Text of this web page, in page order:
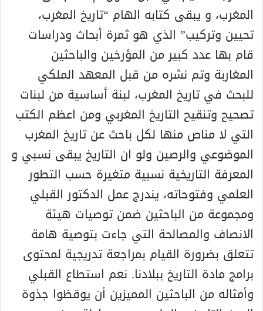
المغرب، و يبقى كتابه الهام “تاريخ المغرب،
تحيين وتركيب” الذي هو ثمرة أبحاث ودراسات
قام بها عدد كبير من المؤرخين والباحثين
المغاربة وتم نشره من قبل المعهد الملكي
للبحث في تاريخ المغرب، لبنة أساسية من لبنات
تصحيح وتنقيح التاريخ المغربي ومن اعظم الكتب
التي لا مناص منها لكل باحث عن تاريخ المغرب
الموضوعي والرصين ولو ان التاريخ يبقى نسبي و
المعرفة التاريخية نسبية متغيرة حسب التطور
العلمي وفتوحاته، يندرج عمل الدكتور القبلي
ومجموعة من الباحثين ضمن توصيات هيئة
الانصاف والمصالحة التي جاءت بتوصية هامة
تتعلق بضرورة القيام بمراجعة تدريجية لمحتوى
برامج مادة التاريخ ببلادنا. نعم استطاع القبلي
وأمثاله من الباحثين المميزين أن يوقظوا جذوة